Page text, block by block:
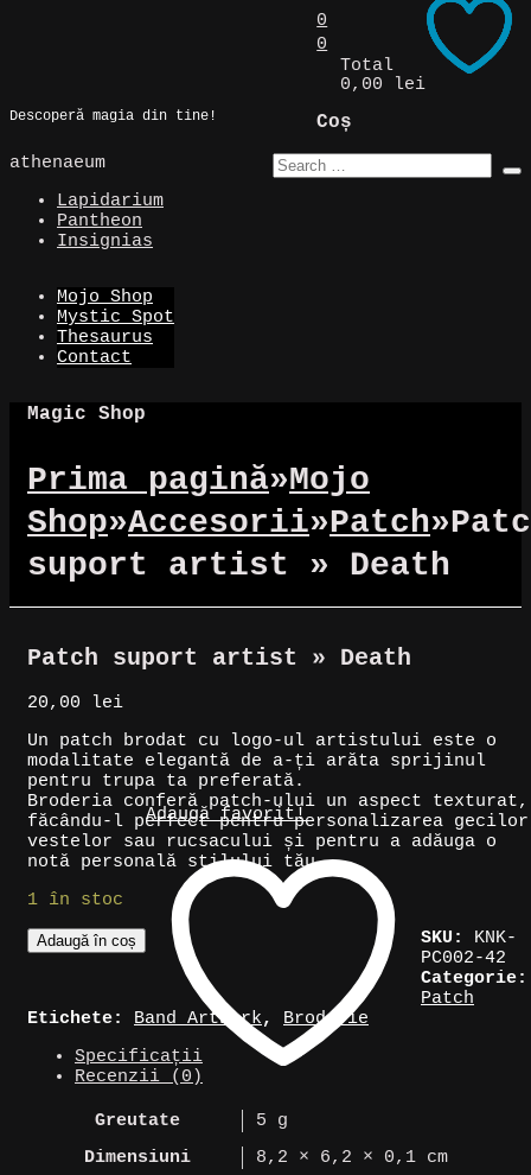
Descoperă magia din tine!
0
0
Total
0,00 lei
Coș
athenaeum
Lapidarium
Pantheon
Insignias
Mojo Shop
Mystic Spot
Thesaurus
Contact
Magic Shop
Prima pagină»Mojo
Shop»Accesorii»Patch»
suport artist » Death
Patch suport artist » Death
20,00
lei
Un patch brodat cu logo-ul artistului este o
modalitate elegantă de a-ți arăta sprijinul
pentru trupa ta preferată.
Broderia conferă patch-ului un aspect texturat,
făcându-l perfect pentru personalizarea
vestelor sau rucsacului și pentru a adăuga o
notă personală stilului tău.
1 în stoc
Cantitate
Patch
»
Adaugă în coș
Adaugă favorit!
SKU: KNK-
PC002-42
Categorie:
Patch
Etichete: Band Artwork, Broderie
Specificații
Recenzii (0)
Greutate
5 g
Dimensiuni
8,2 × 6,2 × 0,1 cm